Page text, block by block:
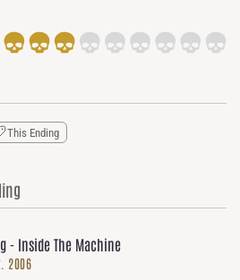
This Ending
- Inside The Machine
2006